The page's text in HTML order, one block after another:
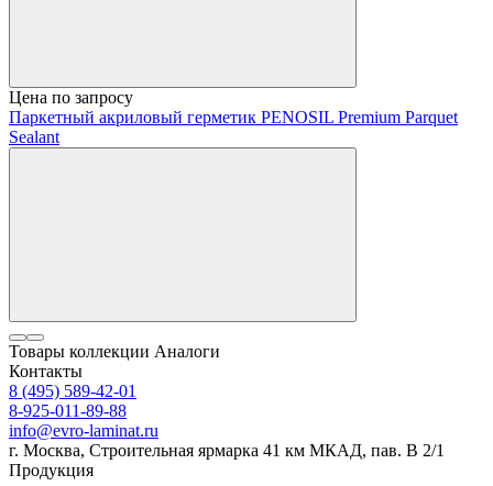
Цена по запросу
Паркетный акриловый герметик PENOSIL Premium Parquet
Sealant
Товары коллекции Аналоги
Контакты
8 (495) 589-42-01
8-925-011-89-88
info@evro-laminat.ru
г. Москва, Строительная ярмарка 41 км МКАД, пав. В 2/1
Продукция